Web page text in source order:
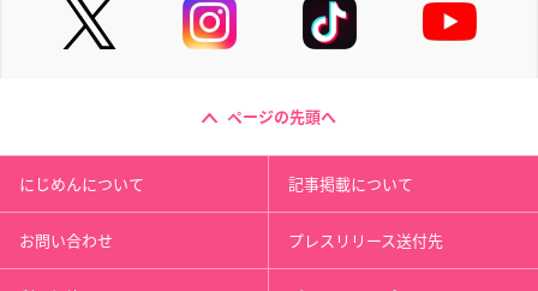
ページの先頭へ
にじめんについて 記事掲載について
お問い合わせ プレスリリース送付先